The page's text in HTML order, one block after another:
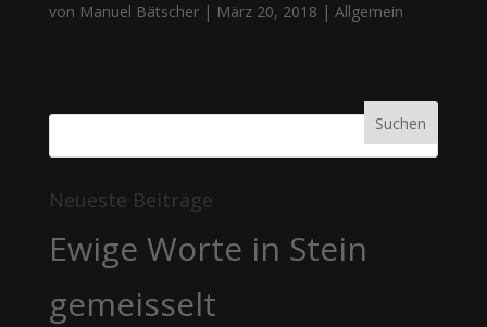
von Manuel Bätscher| März 20, 2018 | Allgemein
Neueste Beiträge
Ewige Worte in Stein
gemeisselt